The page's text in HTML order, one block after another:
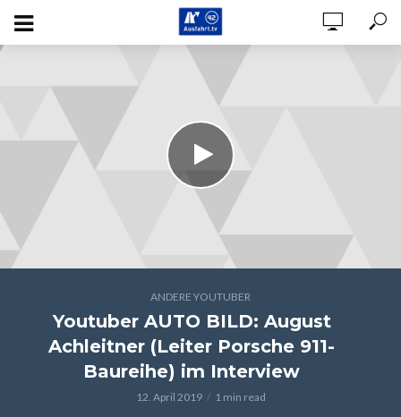
ANDERE YOUTUBER
Youtuber AUTO BILD: August
Achleitner (Leiter Porsche 911-
Baureihe) im Interview
12. April 2019 1 min read